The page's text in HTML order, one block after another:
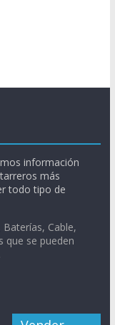
información
más
todo tipo de
Cable,
que se pueden